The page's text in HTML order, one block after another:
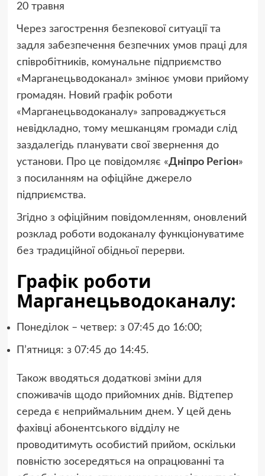
20 травня
Через загострення безпекової ситуації та
задля забезпечення безпечних умов праці для
співробітників, комунальне підприємство
«Марганецьводоканал» змінює умови прийому
громадян. Новий графік роботи
«Марганецьводоканалу» запроваджується
невідкладно, тому мешканцям громади слід
заздалегідь планувати свої звернення до
установи. Про це повідомляє «Дніпро Регіон»
з посиланням на офіційне джерело
підприємства.
Згідно з офіційним повідомленням, оновлений
розклад роботи водоканалу функціонуватиме
без традиційної обідньої перерви.
Графік роботи
Марганецьводоканалу:
Понеділок – четвер: з 07:45 до 16:00;
П’ятниця: з 07:45 до 14:45.
Також вводяться додаткові зміни для
споживачів щодо прийомних днів. Відтепер
середа є неприймальним днем. У цей день
фахівці абонентського відділу не
проводитимуть особистий прийом, оскільки
повністю зосередяться на опрацюванні та